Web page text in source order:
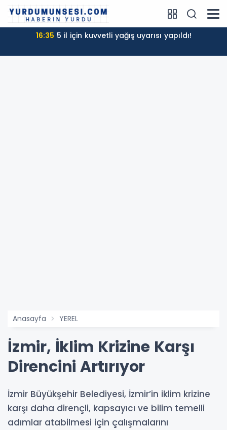
16:35 5 il için kuvvetli yağış uyarısı yapıldı!
Anasayfa YEREL
İzmir, İklim Krizine Karşı
Direncini Artırıyor
İzmir Büyükşehir Belediyesi, İzmir’in iklim krizine
karşı daha dirençli, kapsayıcı ve bilim temelli
adımlar atabilmesi için çalışmalarını